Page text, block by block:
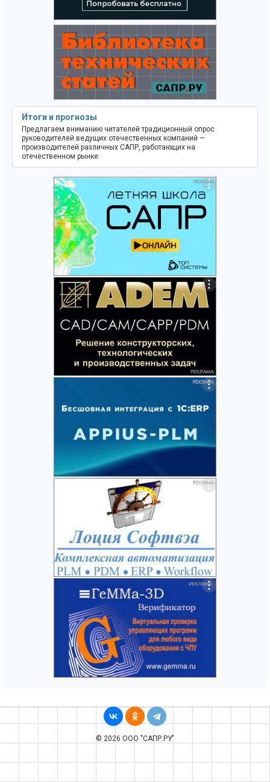
Итоги и прогнозы
Предлагаем вниманию читателей традиционный опрос
руководителей ведущих отечественных компаний —
производителей различных САПР, работающих на
отечественном рынке
© 2026 ООО "САПР.РУ"